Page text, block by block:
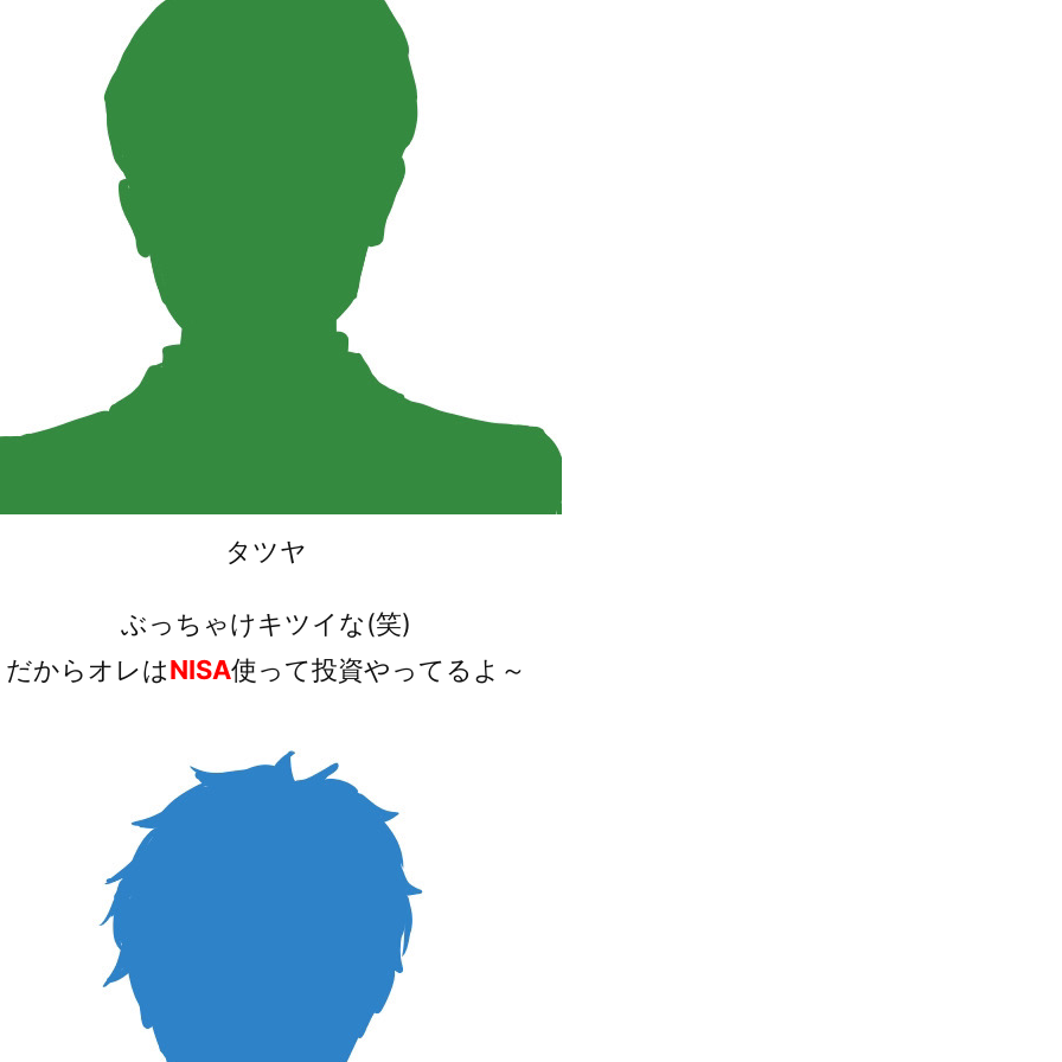
タツヤ
ぶっちゃけキツイな(笑)
だからオレはNISA使って投資やってるよ～